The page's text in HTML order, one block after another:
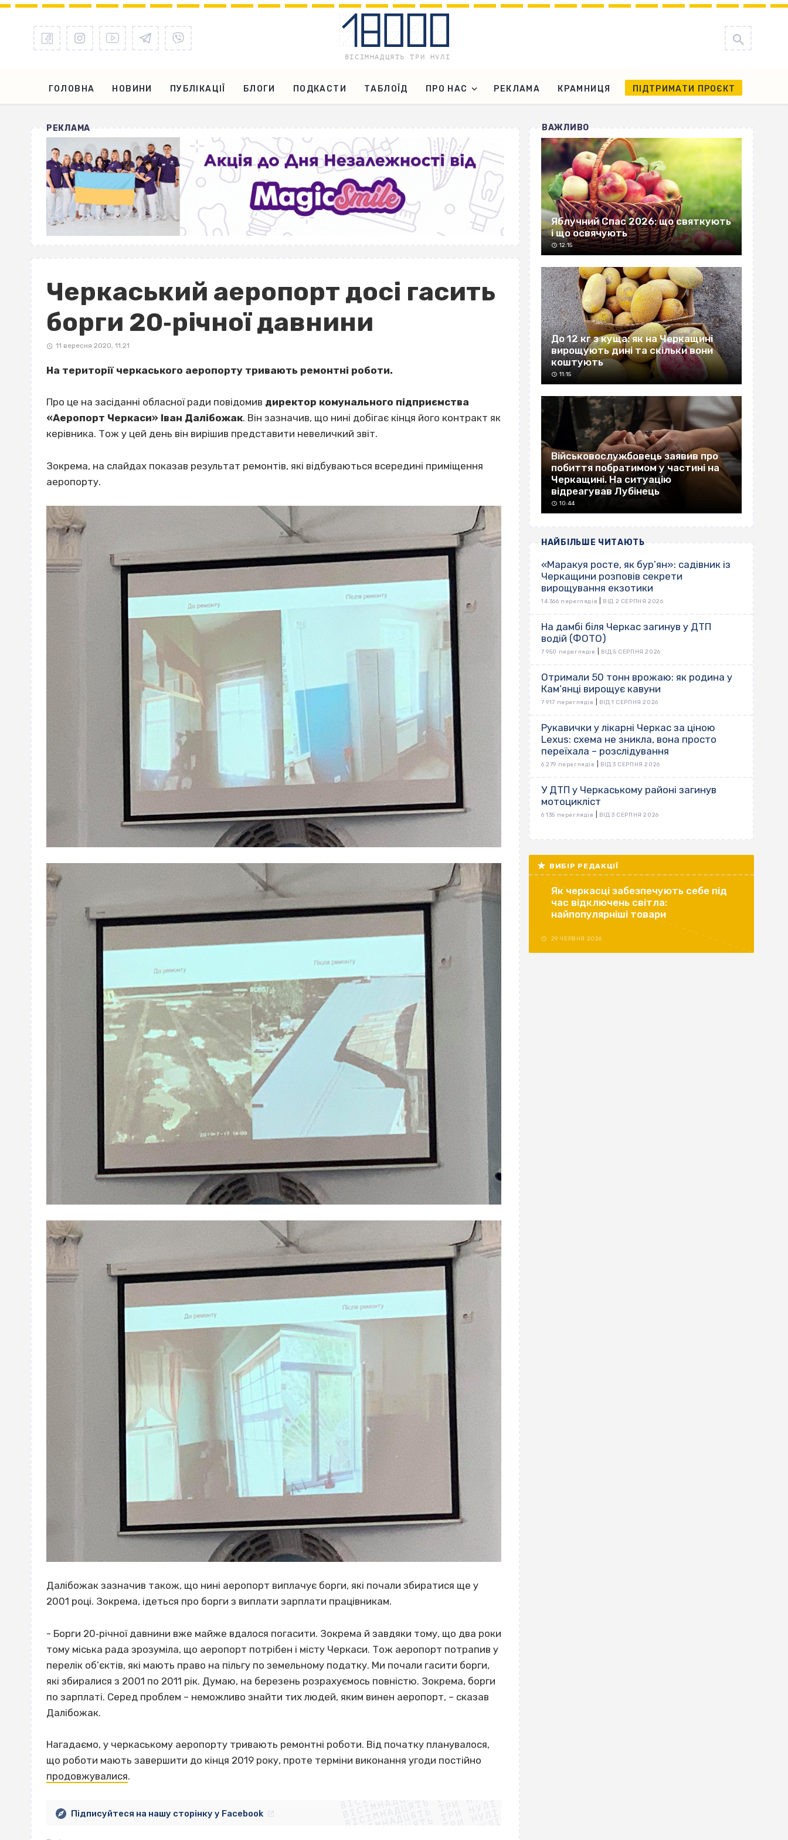
ГОЛОВНА НОВИНИ ПУБЛІКАЦІЇ БЛОГИ ПОДКАСТИ ТАБЛОЇД ПРО НАС РЕКЛАМА КРАМНИЦЯ ПІДТРИМАТИ ПРОЄКТ
РЕКЛАМА
Черкаський аеропорт досі гасить
борги 20‐річної давнини
11 вересня 2020, 11:21
На території черкаського аеропорту тривають ремонтні роботи.
Про це на засіданні обласної ради повідомив директор комунального підприємства
«Аеропорт Черкаси» Іван Далібожак. Він зазначив, що нині добігає кінця його контракт як
керівника. Тож у цей день він вирішив представити невеличкий звіт.
Зокрема, на слайдах показав результат ремонтів, які відбуваються всередині приміщення
аеропорту.
Далібожак зазначив також, що нині аеропорт виплачує борги, які почали збиратися ще у
2001 році. Зокрема, ідеться про борги з виплати зарплати працівникам.
- Борги 20‐річної давнини вже майже вдалося погасити. Зокрема й завдяки тому, що два роки
тому міська рада зрозуміла, що аеропорт потрібен і місту Черкаси. Тож аеропорт потрапив у
перелік об’єктів, які мають право на пільгу по земельному податку. Ми почали гасити борги,
які збиралися з 2001 по 2011 рік. Думаю, на березень розрахуємось повністю. Зокрема, борги
по зарплаті. Серед проблем – неможливо знайти тих людей, яким винен аеропорт, – сказав
Далібожак.
Нагадаємо, у черкаському аеропорту тривають ремонтні роботи. Від початку планувалося,
що роботи мають завершити до кінця 2019 року, проте терміни виконання угоди постійно
продовжувалися. ВІСІМНАДЦЯТЬ ТРИ НУЛІ
ВІСІМНАДЦЯТЬ ТРИ НУЛІ
ВІСІМНАДЦЯТЬ ТРИ НУЛІ
ВІСІМНАДЦЯТЬ ТРИ НУЛІ
ВІСІМНАДЦЯТЬ ТРИ НУЛІ
Підписуйтеся на нашу сторінку у Facebook
ВАЖЛИВО
Яблучний Спас 2026: що святкують
і що освячують
12:15
До 12 кг з куща: як на Черкащині
вирощують дині та скільки вони
коштують
11:15
Військовослужбовець заявив про
побиття побратимом у частині на
Черкащині. На ситуацію
відреагував Лубінець
10:44
НАЙБІЛЬШЕ ЧИТАЮТЬ
«Маракуя росте, як бур’ян»: садівник із
Черкащини розповів секрети
вирощування екзотики
14 366 переглядів ВІД 2 СЕРПНЯ 2026
На дамбі біля Черкас загинув у ДТП
водій (ФОТО)
7 950 переглядів ВІД 5 СЕРПНЯ 2026
Отримали 50 тонн врожаю: як родина у
Кам’янці вирощує кавуни
7 917 переглядів ВІД 1 СЕРПНЯ 2026
Рукавички у лікарні Черкас за ціною
Lexus: схема не зникла, вона просто
переїхала – розслідування
6 279 переглядів ВІД 3 СЕРПНЯ 2026
У ДТП у Черкаському районі загинув
мотоцикліст
6 135 переглядів ВІД 3 СЕРПНЯ 2026
ВИБІР РЕДАКЦІЇ
Як черкасці забезпечують себе під
час відключень світла:
найпопулярніші товари
29 ЧЕРВНЯ 2026